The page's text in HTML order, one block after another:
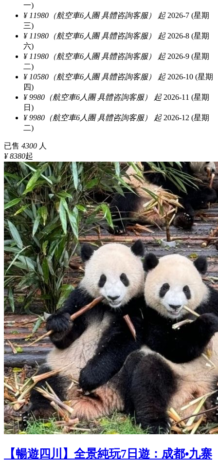
一)
¥ 11980（航空車6人團 具體咨詢客服） 起2026-7 (星期
三)
¥ 11980（航空車6人團 具體咨詢客服） 起2026-8 (星期
六)
¥ 11980（航空車6人團 具體咨詢客服） 起2026-9 (星期
二)
¥ 10580（航空車6人團 具體咨詢客服） 起2026-10 (星期
四)
¥ 9980（航空車6人團 具體咨詢客服） 起2026-11 (星期
日)
¥ 9980（航空車6人團 具體咨詢客服） 起2026-12 (星期
二)
已售 4300 人
¥ 8380起
【暢遊四川】全景純玩7日遊：成都•九寨